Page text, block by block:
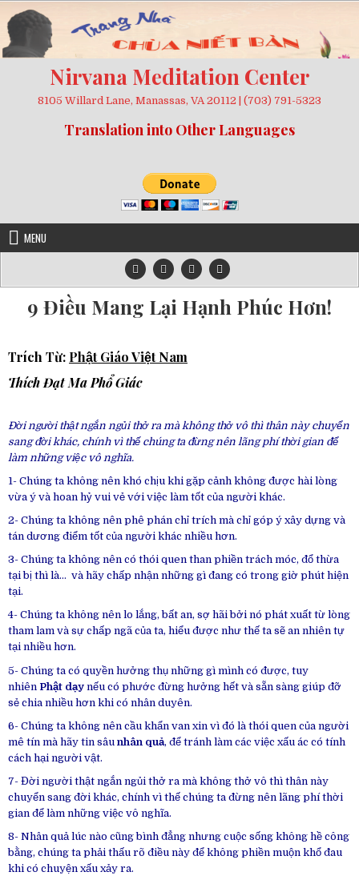
to
content
Nirvana Meditation Center
8105 Willard Lane, Manassas, VA 20112 | (703) 791-5323
Translation into Other Languages
MENU
9 Điều Mang Lại Hạnh Phúc Hơn!
Trích Từ: Phật Giáo Việt Nam
Thích Đạt Ma Phổ Giác
Đời người thật ngắn ngủi thở ra mà không thở vô thì thân này chuyển
sang đời khác, chính vì thế chúng ta đừng nên lãng phí thời gian để
làm những việc vô nghĩa.
1- Chúng ta không nên khó chịu khi gặp cảnh không được hài lòng
vừa ý và hoan hỷ vui vẻ với việc làm tốt của người khác.
2- Chúng ta không nên phê phán chỉ trích mà chỉ góp ý xây dựng và
tán dương điểm tốt của người khác nhiều hơn.
3- Chúng ta không nên có thói quen than phiền trách móc, đổ thừa
tại bị thì là… và hãy chấp nhận những gì đang có trong giờ phút hiện
tại.
4- Chúng ta không nên lo lắng, bất an, sợ hãi bởi nó phát xuất từ lòng
tham lam và sự chấp ngã của ta, hiểu được như thế ta sẽ an nhiên tự
tại nhiều hơn.
5- Chúng ta có quyền hưởng thụ những gì mình có được, tuy
nhiên Phật dạy nếu có phước đừng hưởng hết và sẵn sàng giúp đỡ
sẻ chia nhiều hơn khi có nhân duyên.
6- Chúng ta không nên cầu khẩn van xin vì đó là thói quen của người
mê tín mà hãy tin sâu nhân quả, để tránh làm các việc xấu ác có tính
cách hại người vật.
7- Đời người thật ngắn ngủi thở ra mà không thở vô thì thân này
chuyển sang đời khác, chính vì thế chúng ta đừng nên lãng phí thời
gian để làm những việc vô nghĩa.
8- Nhân quả lúc nào cũng bình đẳng nhưng cuộc sống không hề công
bằng, chúng ta phải thấu rõ điều này để không phiền muộn khổ đau
khi có chuyện xấu xảy ra.